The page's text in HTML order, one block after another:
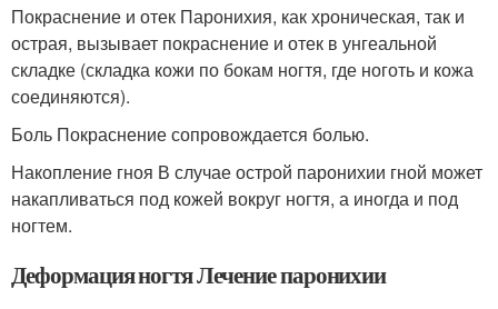
Покраснение и отек Паронихия, как хроническая, так и
острая, вызывает покраснение и отек в унгеальной
складке (складка кожи по бокам ногтя, где ноготь и кожа
соединяются).
Боль Покраснение сопровождается болью.
Накопление гноя В случае острой паронихии гной может
накапливаться под кожей вокруг ногтя, а иногда и под
ногтем.
Деформация ногтя Лечение паронихии